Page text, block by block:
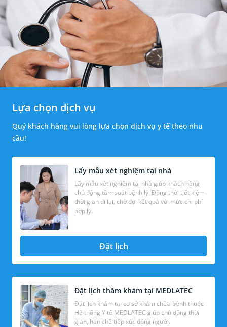
Lựa chọn dịch vụ
Quý khách hàng vui lòng lựa chọn dịch vụ y tế theo nhu
cầu!
Lấy mẫu xét nghiệm tại nhà
Lấy mẫu xét nghiệm tại nhà giúp khách hàng
chủ động tầm soát bệnh lý. Đồng thời tiết kiệm
thời gian đi lại, chờ đợi kết quả với mức chi phí
hợp lý.
Đặt lịch
Đặt lịch thăm khám tại MEDLATEC
Đặt lịch khám tại cơ sở khám chữa bệnh thuộc
Hệ thống Y tế MEDLATEC giúp chủ động thời
gian, hạn chế tiếp xúc đông người.